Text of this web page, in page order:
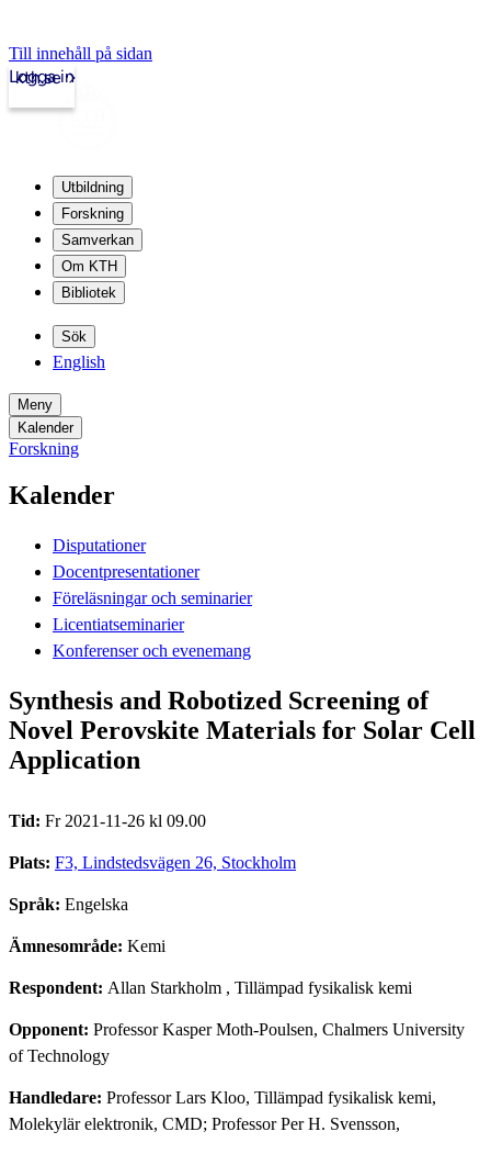
Till innehåll på sidan
kth.se
Logga in
Utbildning
Forskning
Samverkan
Om KTH
Bibliotek
Sök
English
Meny
Kalender
Forskning
Kalender
Disputationer
Docentpresentationer
Föreläsningar och seminarier
Licentiatseminarier
Konferenser och evenemang
Synthesis and Robotized Screening of
Novel Perovskite Materials for Solar Cell
Application
Tid: Fr 2021-11-26 kl 09.00
Plats: F3, Lindstedsvägen 26, Stockholm
Språk: Engelska
Ämnesområde: Kemi
Respondent: Allan Starkholm , Tillämpad fysikalisk kemi
Opponent: Professor Kasper Moth-Poulsen, Chalmers University
of Technology
Handledare: Professor Lars Kloo, Tillämpad fysikalisk kemi,
Molekylär elektronik, CMD; Professor Per H. Svensson,